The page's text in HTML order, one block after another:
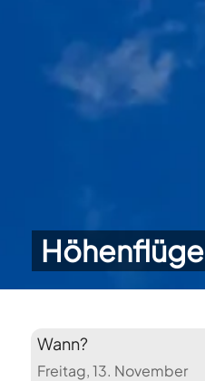
Höhenflüge
Wann?
Freitag, 13. November